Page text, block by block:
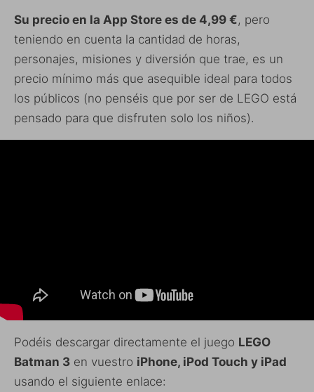
Su precio en la App Store es de 4,99 €, pero
teniendo en cuenta la cantidad de horas,
personajes, misiones y diversión que trae, es un
precio mínimo más que asequible ideal para todos
los públicos (no penséis que por ser de LEGO está
pensado para que disfruten solo los niños).
Podéis descargar directamente el juego LEGO
Batman 3 en vuestro iPhone, iPod Touch y iPad
usando el siguiente enlace: